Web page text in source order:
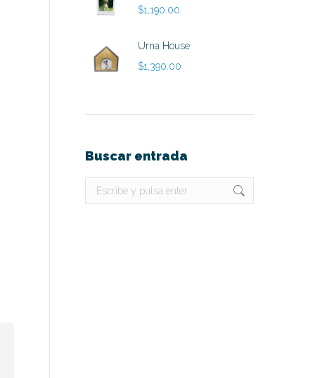
$1,190.00
Urna House
$1,390.00
Buscar entrada
Buscar: